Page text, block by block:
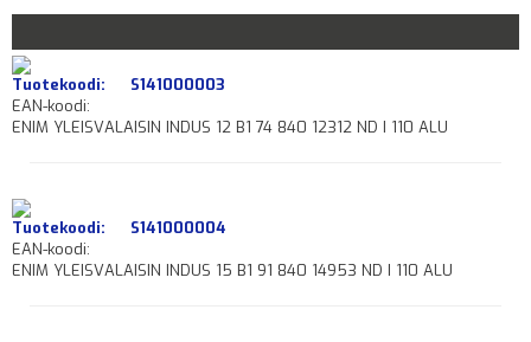
Tuotekoodi:
S141000003
EAN-koodi:
ENIM YLEISVALAISIN INDUS 12 B1 74 840 12312 ND I 110 ALU
Tuotekoodi:
S141000004
EAN-koodi:
ENIM YLEISVALAISIN INDUS 15 B1 91 840 14953 ND I 110 ALU